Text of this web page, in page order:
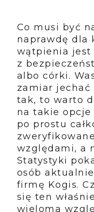
Co musi być
naprawdę dla
wątpienia jest
z
albo córki.
zamiar jechać
tak, to warto
na takie opcje
po prostu
względami, a
Statystyki
osób
firmę Kogis.
się ten
wieloma